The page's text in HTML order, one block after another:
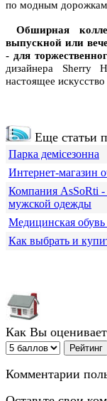
по модным дорожкам
Обширная
выпускной или
- для
дизайнера Sherry
настоящее
Еще статьи
Парка демісезонна
Интернет-магазин
Компания АsSoRti -
мужской одежды
Медицинская обувь
Как выбрать и
Как Вы
Комментарии